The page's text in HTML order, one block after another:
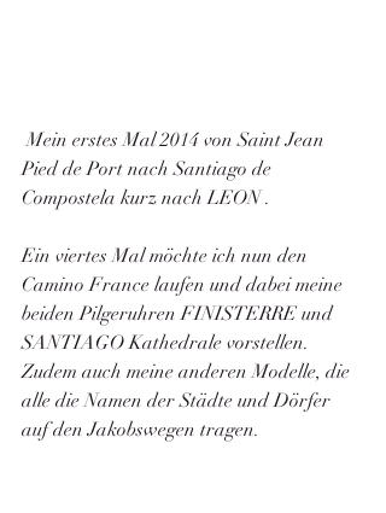
Mein erstes Mal 2014 von Saint Jean
Pied de Port nach Santiago de
Compostela kurz nach LEON .
Ein viertes Mal möchte ich nun den
Camino France laufen und dabei meine
beiden Pilgeruhren FINISTERRE und
SANTIAGO Kathedrale vorstellen.
Zudem auch meine anderen Modelle, die
alle die Namen der Städte und Dörfer
auf den Jakobswegen tragen.